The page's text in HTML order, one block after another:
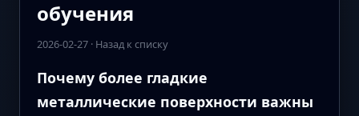
обучения
2026-02-27· Назад к списку
Почему более гладкие
металлические поверхности важны